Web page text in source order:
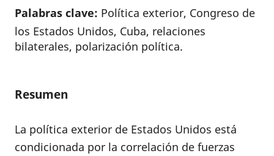
Palabras clave: Política exterior, Congreso de
los Estados Unidos, Cuba, relaciones
bilaterales, polarización política.
Resumen
La política exterior de Estados Unidos está
condicionada por la correlación de fuerzas